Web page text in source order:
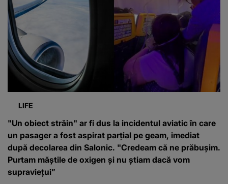
LIFE
"Un obiect străin" ar fi dus la incidentul aviatic în care
un pasager a fost aspirat parțial pe geam, imediat
după decolarea din Salonic. "Credeam că ne prăbușim.
Purtam măștile de oxigen și nu știam dacă vom
supraviețui”